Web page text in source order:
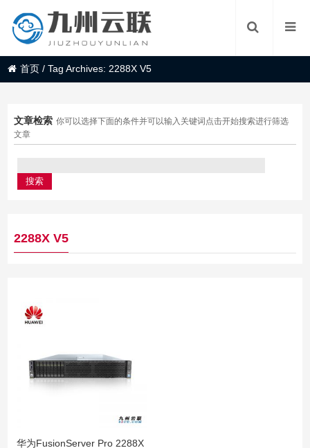
首页 /Tag Archives: 2288X V5
文章检索 你可以选择下面的条件并可以输入关键词点击开始搜索进行筛选
文章
2288X V5
华为FusionServer Pro 2288X